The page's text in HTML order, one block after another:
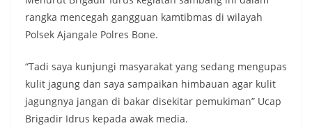
rangka mencegah gangguan kamtibmas di wilayah
Polsek Ajangale Polres Bone.
“Tadi saya kunjungi masyarakat yang sedang mengupas
kulit jagung dan saya sampaikan himbauan agar kulit
jagungnya jangan di bakar disekitar pemukiman” Ucap
Brigadir Idrus kepada awak media.